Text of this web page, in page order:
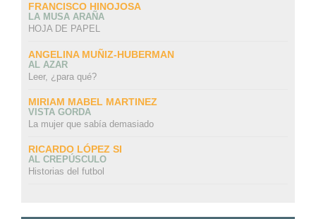
FRANCISCO HINOJOSA
LA MUSA ARAÑA
HOJA DE PAPEL
ANGELINA MUÑIZ-HUBERMAN
AL AZAR
Leer, ¿para qué?
MIRIAM MABEL MARTINEZ
VISTA GORDA
La mujer que sabía demasiado
RICARDO LÓPEZ SI
AL CREPÚSCULO
Historias del futbol